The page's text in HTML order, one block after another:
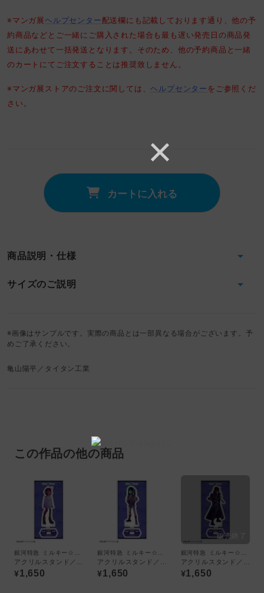
※マンガ展ヘルプセンター 配送欄にも記載しております通り、他の予
約商品などとご一緒にご購入された場合も最も遅い発売日の商品発
送にあわせて一括発送となります。そのため、他の予約商品と一緒
のカートにてご注文することは推奨致しません。
※マンガ展ストアのご注文に関しては、ヘルプセンター をご参照くだ
さい。
カートに入れる
商品説明・仕様
サイズのご説明
※画像はサンプルです。実際の商品とは一部異なる場合がございます。予
めご了承ください。
亀山陽平／タイタン工業
この作品の他の商品
¥1,650 ¥1,650 ¥1,650